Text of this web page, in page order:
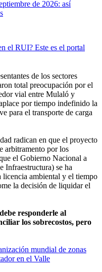
de 2026: así
el RUI? Este es el portal
de los sectores
total preocupación por el
vial entre Mulaló y
por tiempo indefinido la
para el transporte de carga
radican en que el proyecto
arbitramento por los
el Gobierno Nacional a
Infraestructura) se ha
licencia ambiental y el tiempo
la decisión de liquidar el
responderle al
los sobrecostos, pero
mundial de zonas
en el Valle